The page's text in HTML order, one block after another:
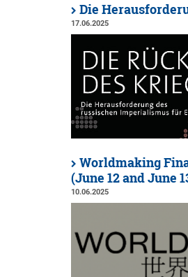
Die
17.06.2025
Worldmaking
(June 12 and June
10.06.2025